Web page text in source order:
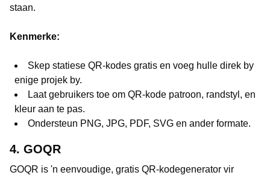
staan.
Kenmerke:
Skep statiese QR-kodes gratis en voeg hulle direk by
enige projek by.
Laat gebruikers toe om QR-kode patroon, randstyl, en
kleur aan te pas.
Ondersteun PNG, JPG, PDF, SVG en ander formate.
4. GOQR
GOQR is 'n eenvoudige, gratis QR-kodegenerator vir